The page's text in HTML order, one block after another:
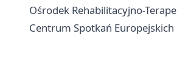
Ośrodek Rehabilitacyjno-
Centrum Spotkań